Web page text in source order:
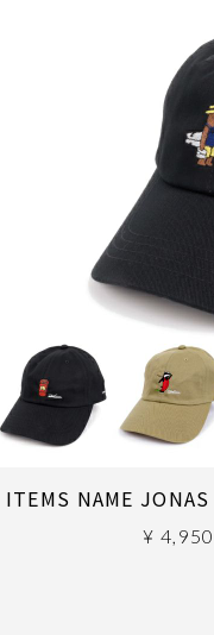
ITEMS NAME
¥